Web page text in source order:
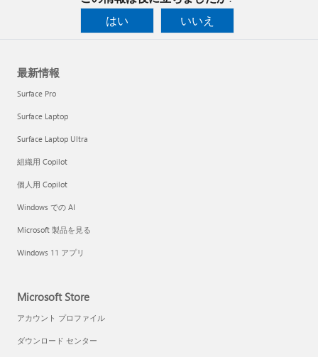
はい
いいえ
最新情報
Surface Pro
Surface Laptop
Surface Laptop Ultra
組織用 Copilot
個人用 Copilot
Windows での AI
Microsoft 製品を見る
Windows 11 アプリ
Microsoft Store
アカウント プロファイル
ダウンロード センター